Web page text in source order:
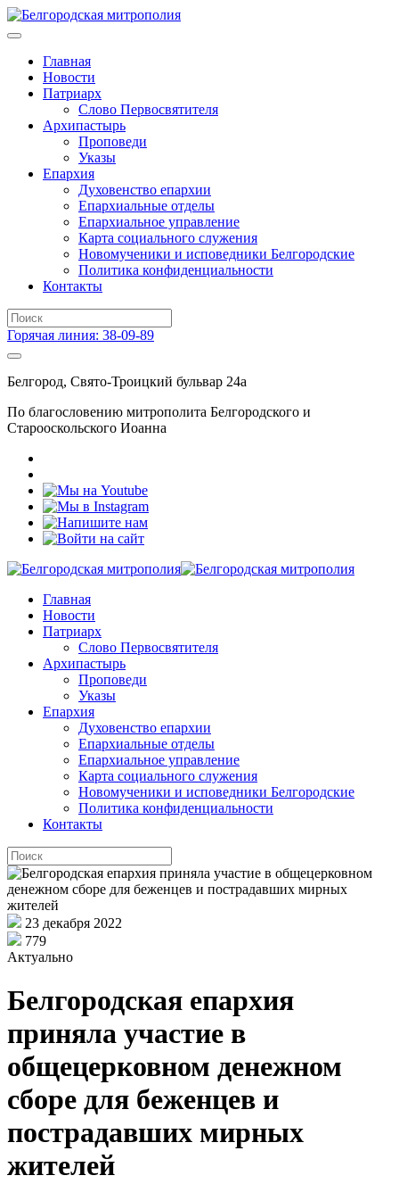
Главная
Новости
Патриарх
Слово Первосвятителя
Архипастырь
Проповеди
Указы
Епархия
Духовенство епархии
Епархиальные отделы
Епархиальное управление
Карта социального служения
Новомученики и исповедники Белгородские
Политика конфиденциальности
Контакты
Горячая линия: 38-09-89
Белгород, Свято-Троицкий бульвар 24а
По благословению митрополита Белгородского и
Старооскольского Иоанна
Главная
Новости
Патриарх
Слово Первосвятителя
Архипастырь
Проповеди
Указы
Епархия
Духовенство епархии
Епархиальные отделы
Епархиальное управление
Карта социального служения
Новомученики и исповедники Белгородские
Политика конфиденциальности
Контакты
23 декабря 2022
779
Актуально
Белгородская епархия
приняла участие в
общецерковном денежном
сборе для беженцев и
пострадавших мирных
жителей